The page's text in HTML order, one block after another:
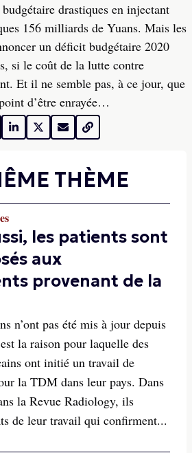
drastiques en injectant
156 milliards de Yuans. Mais les
un déficit budgétaire 2020
si le coût de la lutte contre
Et il ne semble pas, à ce jour, que
d’être enrayée…
THÈME
les patients sont
aux
provenant de la
n’ont pas été mis à jour depuis
la raison pour laquelle des
ont initié un travail de
la TDM dans leur pays. Dans
la Revue Radiology, ils
de leur travail qui confirment...